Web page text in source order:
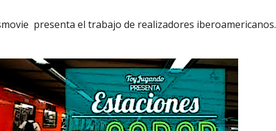
presenta el trabajo de realizadores iberoamericanos.